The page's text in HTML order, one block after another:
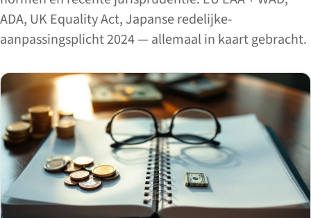
ADA, UK Equality Act, Japanse redelijke-
aanpassingsplicht 2024 — allemaal in kaart gebracht.